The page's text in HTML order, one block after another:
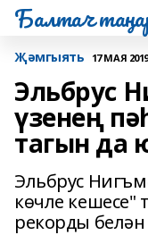
Балтач
Җәмгыять 17 МАЯ
Эльбрус
үзенең
тагын да
Эльбрус
көчле кешесе"
рекорды